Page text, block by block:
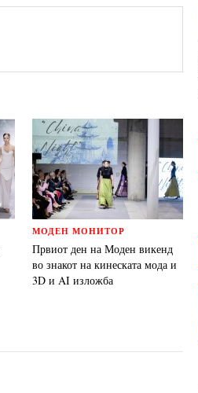
МОДЕН МОНИТОР
Првиот ден на Моден викенд
во знакот на кинеската мода и
3D и AI изложба